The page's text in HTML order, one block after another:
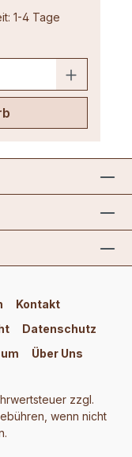
1-4 Tage
Kontakt
Datenschutz
Über Uns
zzgl.
wenn nicht